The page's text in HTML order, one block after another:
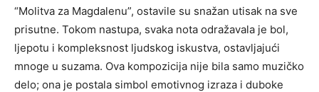
“Molitva za Magdalenu”, ostavile su snažan utisak na sve
prisutne. Tokom nastupa, svaka nota odražavala je bol,
ljepotu i kompleksnost ljudskog iskustva, ostavljajući
mnoge u suzama. Ova kompozicija nije bila samo muzičko
delo; ona je postala simbol emotivnog izraza i duboke